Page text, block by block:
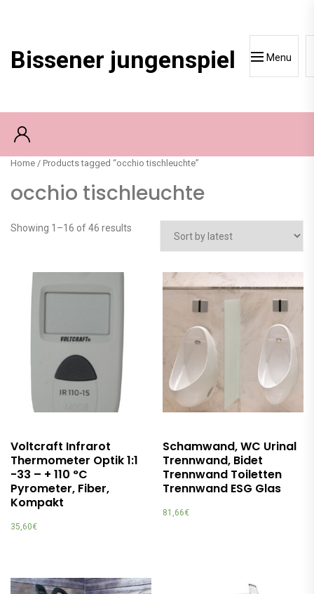
Bissener jungenspiel Menu
Home / Products tagged “occhio tischleuchte”
occhio tischleuchte
Showing 1–16 of 46 results
Voltcraft Infrarot
Thermometer Optik 1:1
-33 – + 110 °C
Pyrometer, Fiber,
Kompakt
35,60€
Schamwand, WC Urinal
Trennwand, Bidet
Trennwand Toiletten
Trennwand ESG Glas
81,66€